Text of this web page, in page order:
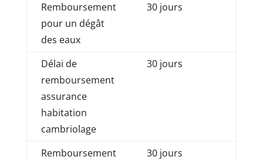
Remboursement
pour un dégât
des eaux
30 jours
Délai de
remboursement
assurance
habitation
cambriolage
30 jours
Remboursement
30 jours